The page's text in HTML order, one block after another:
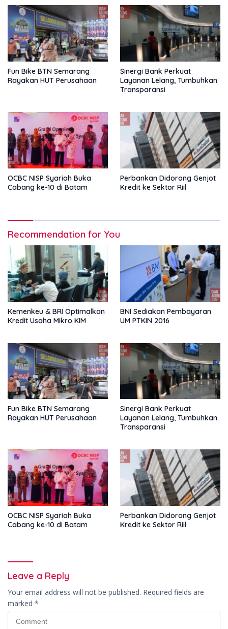
Fun Bike BTN Semarang
Rayakan HUT Perusahaan
Sinergi Bank Perkuat
Layanan Lelang, Tumbuhkan
Transparansi
OCBC NISP Syariah Buka
Cabang ke-10 di Batam
Perbankan Didorong Genjot
Kredit ke Sektor Riil
Recommendation for You
Kemenkeu & BRI Optimalkan
Kredit Usaha Mikro KIM
BNI Sediakan Pembayaran
UM PTKIN 2016
Fun Bike BTN Semarang
Rayakan HUT Perusahaan
Sinergi Bank Perkuat
Layanan Lelang, Tumbuhkan
Transparansi
OCBC NISP Syariah Buka
Cabang ke-10 di Batam
Perbankan Didorong Genjot
Kredit ke Sektor Riil
Leave a Reply
Your email address will not be published. Required fields are
marked *